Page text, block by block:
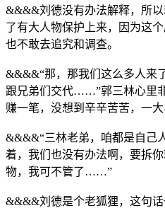
&&&&刘德没有办法解释，所
了有大人物保护上来，因为这
也不敢去追究和调查。
&&&&“那，那我们这么多人来
跟兄弟们交代……”郭三林心里
赚一笔，没想到辛辛苦苦，一
&&&&“三林老弟，咱都是自己
着，我们也没有办法啊，要拆
物，我可不管了……”
&&&&刘德是个老狐狸，这句